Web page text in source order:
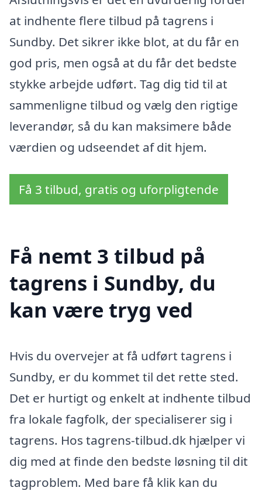
at indhente flere tilbud på tagrens i
Sundby. Det sikrer ikke blot, at du får en
god pris, men også at du får det bedste
stykke arbejde udført. Tag dig tid til at
sammenligne tilbud og vælg den rigtige
leverandør, så du kan maksimere både
værdien og udseendet af dit hjem.
Få 3 tilbud, gratis og uforpligtende
Få nemt 3 tilbud på
tagrens i Sundby, du
kan være tryg ved
Hvis du overvejer at få udført tagrens i
Sundby, er du kommet til det rette sted.
Det er hurtigt og enkelt at indhente tilbud
fra lokale fagfolk, der specialiserer sig i
tagrens. Hos tagrens-tilbud.dk hjælper vi
dig med at finde den bedste løsning til dit
tagproblem. Med bare få klik kan du